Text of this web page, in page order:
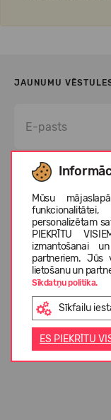
Mūsu
personalizētam
PIEKRĪTU
izmantošanai
partneriem. Jūs
lietošanu un
Sīkdatņu politika.
Sīkfailu
ES PIEKRĪTU
JAUNUMU
Esmu izlasījis
datu